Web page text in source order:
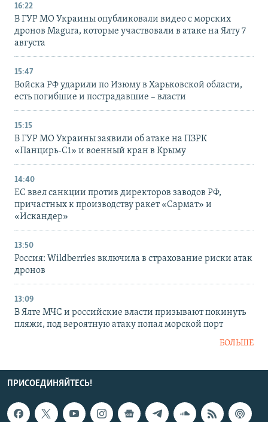
16:22
В ГУР МО Украины опубликовали видео с морских
дронов Magura, которые участвовали в атаке на Ялту 7
августа
15:47
Войска РФ ударили по Изюму в Харьковской области,
есть погибшие и пострадавшие – власти
15:15
В ГУР МО Украины заявили об атаке на ПЗРК
«Панцирь-С1» и военный кран в Крыму
14:40
ЕС ввел санкции против директоров заводов РФ,
причастных к производству ракет «Сармат» и
«Искандер»
13:50
Россия: Wildberries включила в страхование риски атак
дронов
13:09
В Ялте МЧС и российские власти призывают покинуть
пляжи, под вероятную атаку попал морской порт
БОЛЬШЕ
ПРИСОЕДИНЯЙТЕСЬ!